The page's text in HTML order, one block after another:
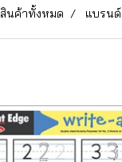
สินค้าทั้งหมด แบรนด์